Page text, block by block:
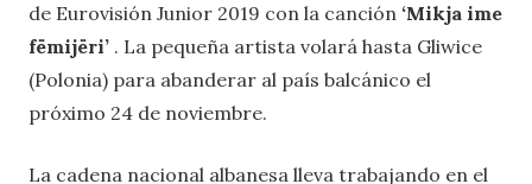
de Eurovisión Junior 2019 con la canción ‘Mikja ime
fëmijëri’ . La pequeña artista volará hasta Gliwice
(Polonia) para abanderar al país balcánico el
próximo 24 de noviembre.
La cadena nacional albanesa lleva trabajando en el